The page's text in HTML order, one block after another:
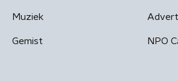
Muziek
Gemist NPO